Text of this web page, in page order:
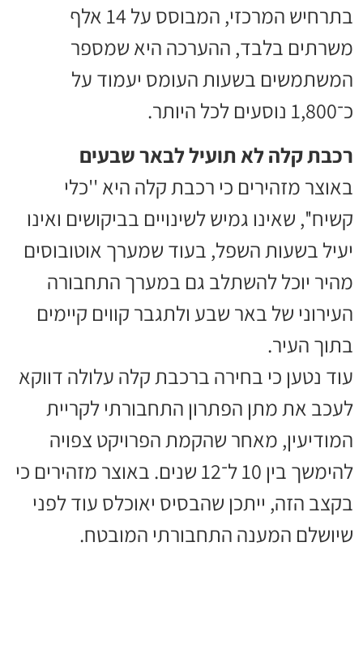
בתרחיש המרכזי, המבוסס על 14 אלף
משרתים בלבד, ההערכה היא שמספר
המשתמשים בשעות העומס יעמוד על
כ־1,800 נוסעים לכל היותר.
רכבת קלה לא תועיל לבאר שבעים
באוצר מזהירים כי רכבת קלה היא ''כלי
קשיח'', שאינו גמיש לשינויים בביקושים ואינו
יעיל בשעות השפל, בעוד שמערך אוטובוסים
מהיר יוכל להשתלב גם במערך התחבורה
העירוני של באר שבע ולתגבר קווים קיימים
בתוך העיר.
עוד נטען כי בחירה ברכבת קלה עלולה דווקא
לעכב את מתן הפתרון התחבורתי לקריית
המודיעין, מאחר שהקמת הפרויקט צפויה
להימשך בין 10 ל־12 שנים. באוצר מזהירים כי
בקצב הזה, ייתכן שהבסיס יאוכלס עוד לפני
שיושלם המענה התחבורתי המובטח.